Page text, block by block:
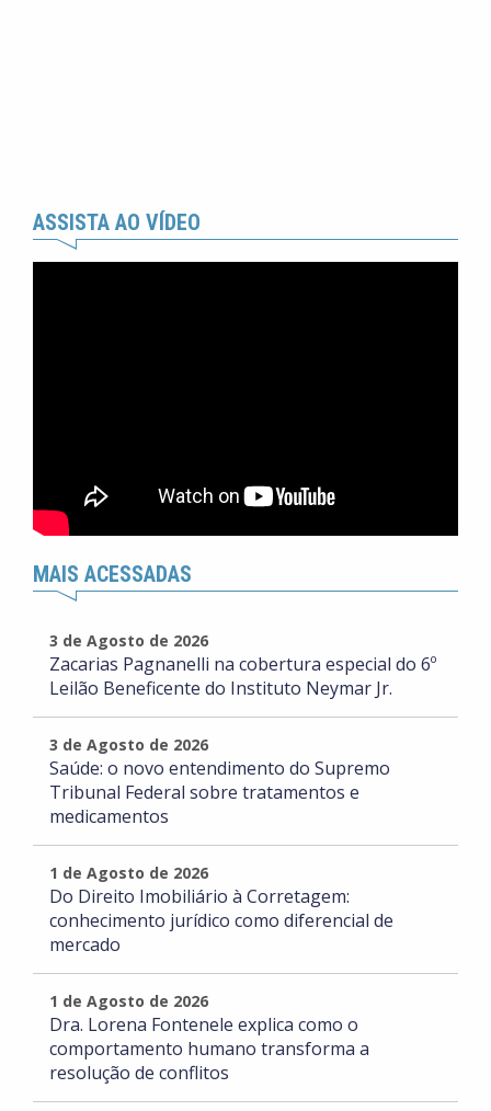
ASSISTA AO VÍDEO
MAIS ACESSADAS
3 de Agosto de 2026
Zacarias Pagnanelli na cobertura especial do 6º
Leilão Beneficente do Instituto Neymar Jr.
3 de Agosto de 2026
Saúde: o novo entendimento do Supremo
Tribunal Federal sobre tratamentos e
medicamentos
1 de Agosto de 2026
Do Direito Imobiliário à Corretagem:
conhecimento jurídico como diferencial de
mercado
1 de Agosto de 2026
Dra. Lorena Fontenele explica como o
comportamento humano transforma a
resolução de conflitos